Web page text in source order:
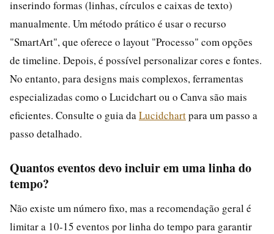
inserindo formas (linhas, círculos e caixas de texto)
manualmente. Um método prático é usar o recurso
"SmartArt", que oferece o layout "Processo" com opções
de timeline. Depois, é possível personalizar cores e fontes.
No entanto, para designs mais complexos, ferramentas
especializadas como o Lucidchart ou o Canva são mais
eficientes. Consulte o guia da Lucidchartpara um passo a
passo detalhado.
Quantos eventos devo incluir em uma linha do
tempo?
Não existe um número fixo, mas a recomendação geral é
limitar a 10-15 eventos por linha do tempo para garantir